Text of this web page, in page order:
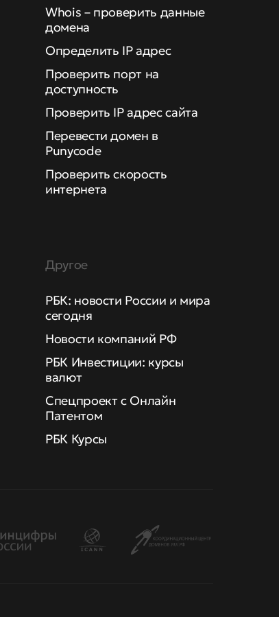
Whois – проверить данные
домена
Определить IP адрес
Проверить порт на
доступность
Проверить IP адрес сайта
Перевести домен в
Punycode
Проверить скорость
интернета
Другое
РБК: новости России и мира
сегодня
Новости компаний РФ
РБК Инвестиции: курсы
валют
Спецпроект с Онлайн
Патентом
РБК Курсы